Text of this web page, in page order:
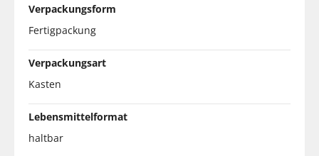
Verpackungsform
Fertigpackung
Verpackungsart
Kasten
Lebensmittelformat
haltbar